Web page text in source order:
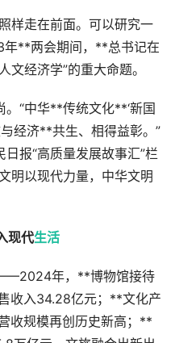
走在前面。可以研究一
年**两会期间，**总书记在
文经济学”的重大命题。
“中华**传统文化**‘新国
与经济**共生、相得益彰。”
报“高质量发展故事汇”栏
明以现代力量，中华文明
现代生活
年，**博物馆接待
收入34.28亿元；**文化产
收规模再创历史新高；**